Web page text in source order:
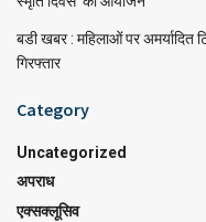
बडी खबर : महिलाओं पर अमर्यादित
गिरफ्तार
Category
Uncategorized
अपराध
एक्सक्लूसिव